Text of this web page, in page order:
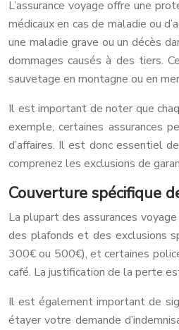
L’assurance voyage offre une
médicaux en cas de maladie ou
une maladie grave ou un décès
dommages causés à des tiers.
sauvetage en montagne ou en
Il est important de noter que
exemple, certaines assurances
d’affaires. Il est donc essentiel
comprenez les exclusions de
Couverture spécifique
La plupart des assurances
des plafonds et des exclusions
300€ ou 500€), et certaines
café. La justification de la perte
Il est également important de
étayer votre demande